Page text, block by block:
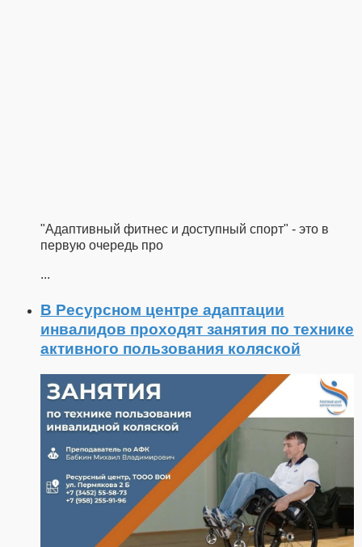
"Адаптивный фитнес и доступный спорт" - это в
первую очередь про
...
В Ресурсном центре адаптации
инвалидов проходят занятия по технике
активного пользования коляской